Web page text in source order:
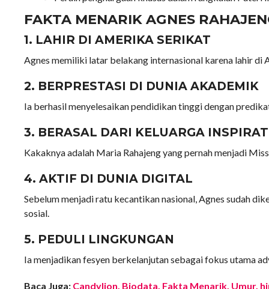
FAKTA MENARIK AGNES
1. LAHIR DI AMERIKA SERIKAT
Agnes memiliki latar belakang internasional karena lahir di
2. BERPRESTASI DI DUNIA AKADEMIK
Ia berhasil menyelesaikan pendidikan tinggi dengan
3. BERASAL DARI KELUARGA
Kakaknya adalah Maria Rahajeng yang pernah menjadi
4. AKTIF DI DUNIA DIGITAL
Sebelum menjadi ratu kecantikan nasional, Agnes sudah
sosial.
5. PEDULI LINGKUNGAN
Ia menjadikan fesyen berkelanjutan sebagai fokus utama
Baca Juga: Candylion, Biodata, Fakta Menarik, Umur,